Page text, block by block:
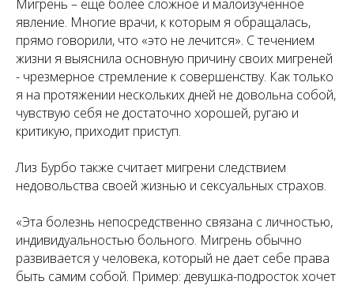
Мигрень – еще более сложное и малоизученное
явление. Многие врачи, к которым я обращалась,
прямо говорили, что «это не лечится». С течением
жизни я выяснила основную причину своих мигреней
- чрезмерное стремление к совершенству. Как только
я на протяжении нескольких дней не довольна собой,
чувствую себя не достаточно хорошей, ругаю и
критикую, приходит приступ.
Лиз Бурбо также считает мигрени следствием
недовольства своей жизнью и сексуальных страхов.
«Эта болезнь непосредственно связана с личностью,
индивидуальностью больного. Мигрень обычно
развивается у человека, который не дает себе права
быть самим собой. Пример: девушка-подросток хочет